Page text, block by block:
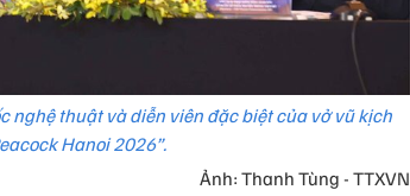
nghệ thuật và diễn viên đặc biệt của vở vũ kịch
Hanoi 2026”.
Ảnh: Thanh Tùng - TTXVN